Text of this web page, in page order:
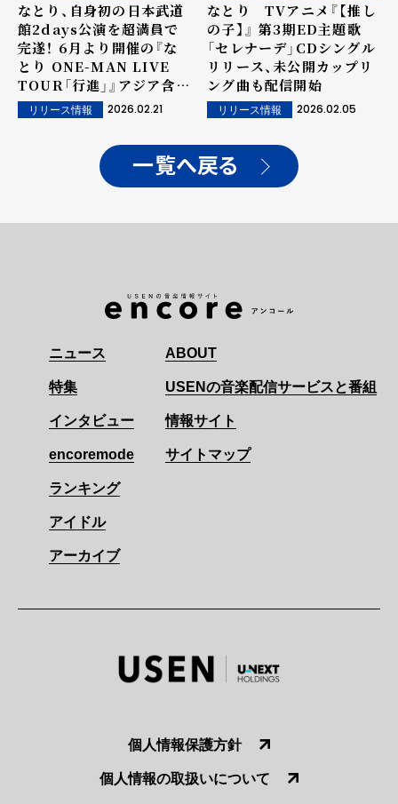
なとり、自身初の日本武道
館2days公演を超満員で
完遂！ 6月より開催の『な
とり ONE-MAN LIVE
TOUR「行進」』アジア含む
追加公演を発表。キービジ
ュアルも新たに公開！
リリース情報 2026.02.21
なとり TVアニメ『【推し
の子】』 第3期ED主題歌
「セレナーデ」CDシングル
リリース、未公開カップリ
ング曲も配信開始
リリース情報 2026.02.05
一覧へ戻る
ニュース
特集
インタビュー
encoremode
ランキング
アイドル
アーカイブ
ABOUT
USENの音楽配信サービスと番組
情報サイト
サイトマップ
個人情報保護方針
個人情報の取扱いについて